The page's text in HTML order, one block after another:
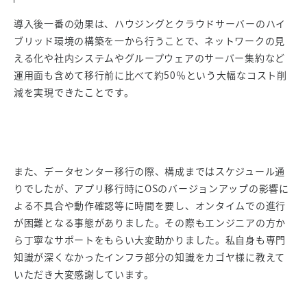
導入後一番の効果は、ハウジングとクラウドサーバーのハイ
ブリッド環境の構築を一から行うことで、ネットワークの見
える化や社内システムやグループウェアのサーバー集約など
運用面も含めて移行前に比べて約50％という大幅なコスト削
減を実現できたことです。
また、データセンター移行の際、構成まではスケジュール通
りでしたが、アプリ移行時にOSのバージョンアップの影響に
よる不具合や動作確認等に時間を要し、オンタイムでの進行
が困難となる事態がありました。その際もエンジニアの方か
ら丁寧なサポートをもらい大変助かりました。私自身も専門
知識が深くなかったインフラ部分の知識をカゴヤ様に教えて
いただき大変感謝しています。